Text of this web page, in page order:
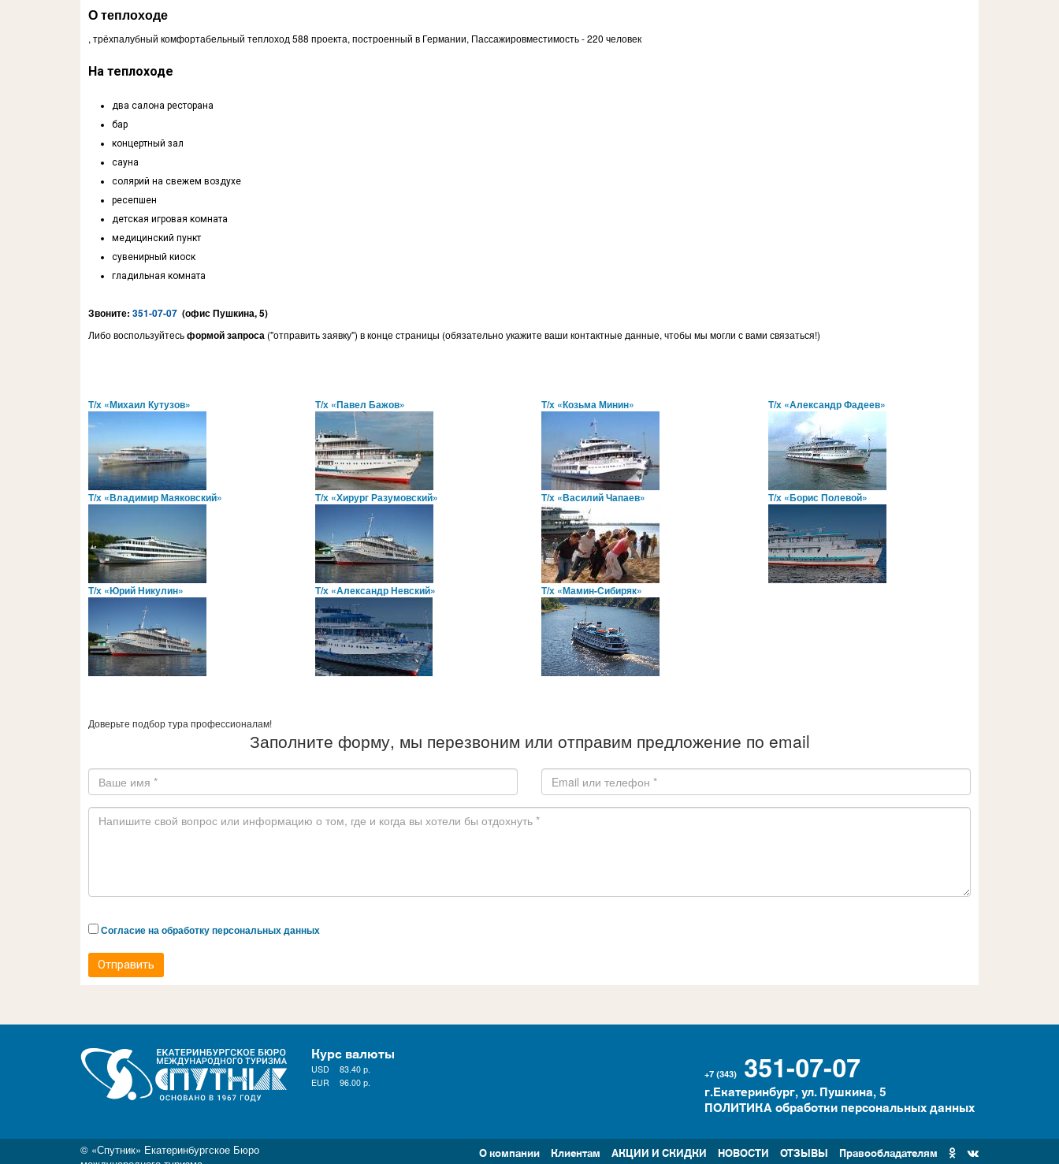
О теплоходе
, трёхпалубный комфортабельный теплоход 588 проекта, построенный в Германии, Пассажировместимость - 220 человек
На теплоходе
два салона ресторана
бар
концертный зал
сауна
солярий на свежем воздухе
ресепшен
детская игровая комната
медицинский пункт
сувенирный киоск
гладильная комната
Звоните: 351-07-07 (офис Пушкина, 5)
Либо воспользуйтесьформой запроса ("отправить заявку") в конце страницы (обязательно укажите ваши контактные данные, чтобы мы могли с вами связаться!)
Т/х «Михаил Кутузов» Т/х «Павел Бажов» Т/х «Козьма Минин» Т/х «Александр Фадеев»
Т/х «Владимир Маяковский» Т/х «Хирург Разумовский» Т/х «Василий Чапаев» Т/х «Борис Полевой»
Т/х «Юрий Никулин» Т/х «Александр Невский» Т/х «Мамин-Сибиряк»
Доверьте подбор тура профессионалам!
Заполните форму, мы перезвоним или отправим предложение по email
Согласие на обработку персональных данных
Отправить
Курс валюты
USD 83.40 р.
EUR
96.00 р.
+7 (343) 351-07-07
г.Екатеринбург, ул. Пушкина, 5
ПОЛИТИКА обработки персональных данных
© «Спутник» Екатеринбургское Бюро
О компании Клиентам АКЦИИ И СКИДКИ НОВОСТИ ОТЗЫВЫ Правообладателям